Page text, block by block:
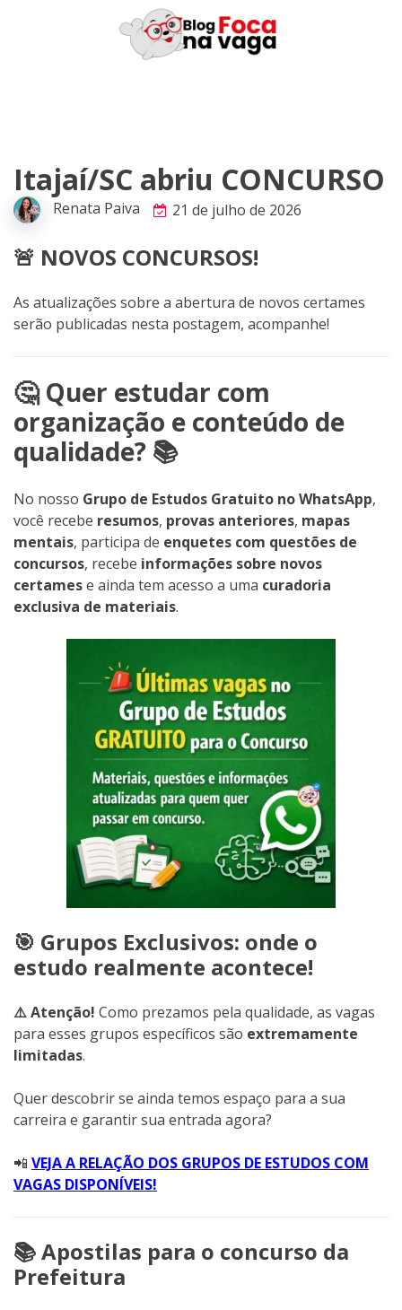
Itajaí/SC abriu CONCURSO
Renata Paiva 21 de julho de 2026
🚨 NOVOS CONCURSOS!
As atualizações sobre a abertura de novos certames
serão publicadas nesta postagem, acompanhe!
🤔 Quer estudar com
organização e conteúdo de
qualidade? 📚
No nosso Grupo de Estudos Gratuito no WhatsApp,
você recebe resumos, provas anteriores, mapas
mentais, participa de enquetes com questões de
concursos, recebe informações sobre novos
certamese ainda tem acesso a uma curadoria
exclusiva de materiais.
🎯 Grupos Exclusivos: onde o
estudo realmente acontece!
⚠️ Atenção! Como prezamos pela qualidade, as vagas
para esses grupos específicos são extremamente
limitadas.
Quer descobrir se ainda temos espaço para a sua
carreira e garantir sua entrada agora?
📲 VEJA A RELAÇÃO DOS GRUPOS DE ESTUDOS COM
VAGAS DISPONÍVEIS!
📚 Apostilas para o concurso da
Prefeitura